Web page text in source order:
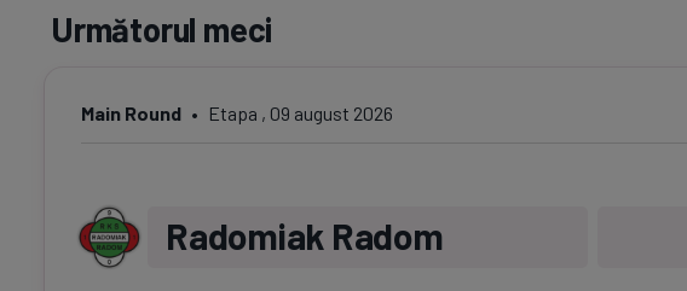
Următorul meci
Main Round Etapa , 09 august 2026
Radomiak Radom